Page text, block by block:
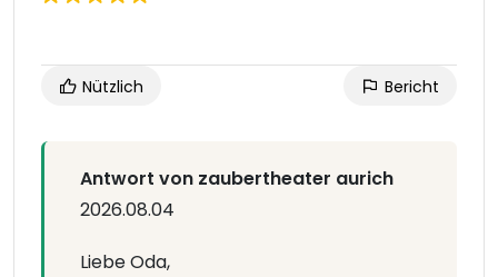
Nützlich Bericht
Antwort von zaubertheater aurich
2026.08.04
Liebe Oda,